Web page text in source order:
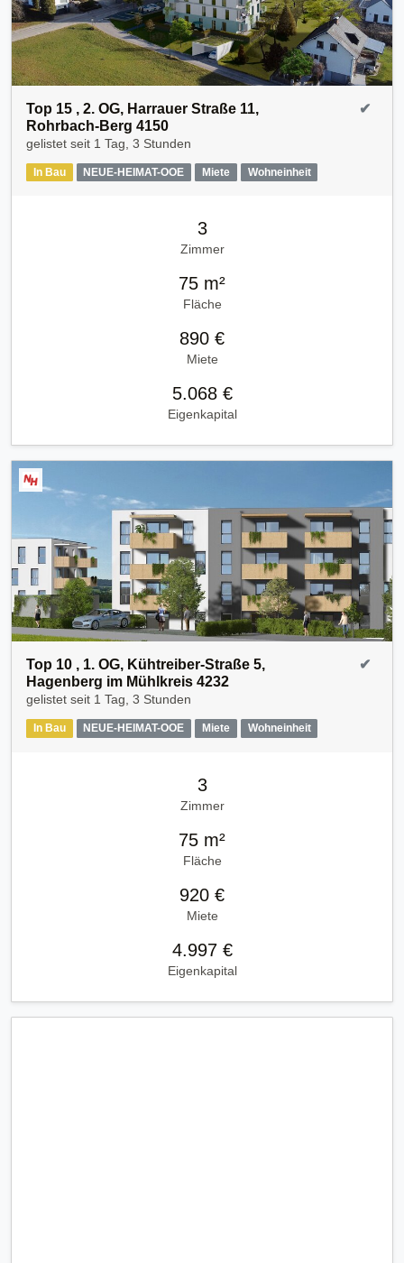
Top 15 , 2. OG, Harrauer Straße 11,
Rohrbach-Berg 4150
gelistet seit 1 Tag, 3 Stunden
In Bau NEUE-HEIMAT-OOE Miete Wohneinheit
✔
3
Zimmer
75 m²
Fläche
890 €
Miete
5.068 €
Eigenkapital
Top 10 , 1. OG, Kühtreiber-Straße 5,
Hagenberg im Mühlkreis 4232
gelistet seit 1 Tag, 3 Stunden
In Bau NEUE-HEIMAT-OOE Miete Wohneinheit
✔
3
Zimmer
75 m²
Fläche
920 €
Miete
4.997 €
Eigenkapital